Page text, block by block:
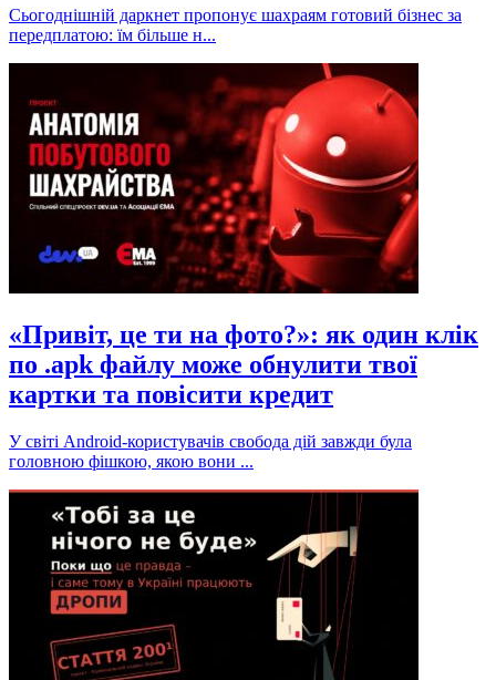
Сьогоднішній даркнет пропонує шахраям готовий бізнес за
передплатою: їм більше н...
«Привіт, це ти на фото?»: як один клік
по .apk файлу може обнулити твої
картки та повісити кредит
У світі Android-користувачів свобода дій завжди була
головною фішкою, якою вони ...